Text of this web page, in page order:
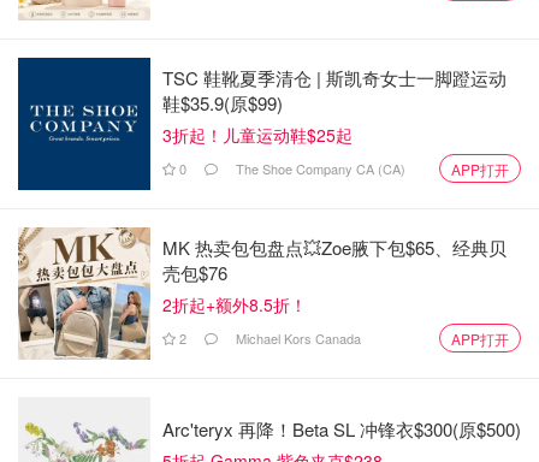
TSC 鞋靴夏季清仓 | 斯凯奇女士一脚蹬运动
鞋$35.9(原$99)
3折起！儿童运动鞋$25起
0 The Shoe Company CA (CA) APP打开
MK 热卖包包盘点💥Zoe腋下包$65、经典贝
壳包$76
2折起+额外8.5折！
2 Michael Kors Canada APP打开
Arc'teryx 再降！Beta SL 冲锋衣$300(原$500)